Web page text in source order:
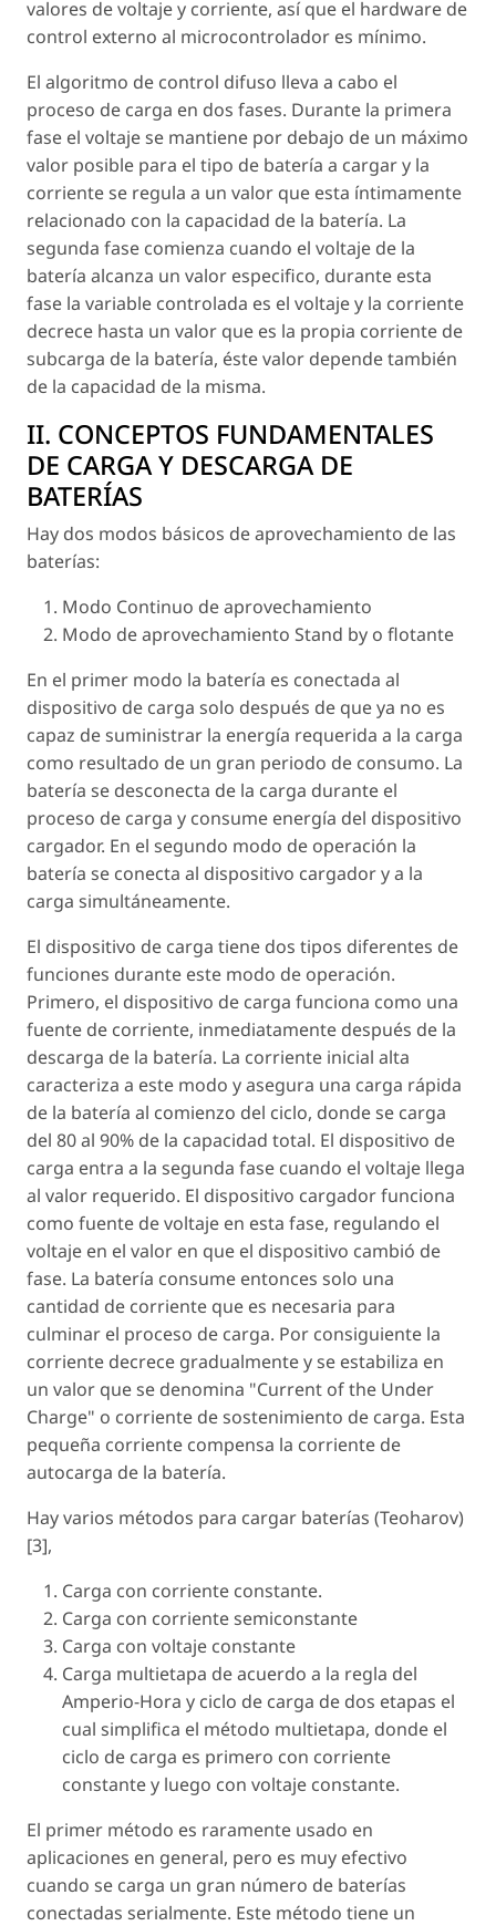
valores de voltaje y corriente, así que el hardware de
control externo al microcontrolador es mínimo.
El algoritmo de control difuso lleva a cabo el
proceso de carga en dos fases. Durante la primera
fase el voltaje se mantiene por debajo de un máximo
valor posible para el tipo de batería a cargar y la
corriente se regula a un valor que esta íntimamente
relacionado con la capacidad de la batería. La
segunda fase comienza cuando el voltaje de la
batería alcanza un valor especifico, durante esta
fase la variable controlada es el voltaje y la corriente
decrece hasta un valor que es la propia corriente de
subcarga de la batería, éste valor depende también
de la capacidad de la misma.
II. CONCEPTOS FUNDAMENTALES
DE CARGA Y DESCARGA DE
BATERÍAS
Hay dos modos básicos de aprovechamiento de las
baterías:
Modo Continuo de aprovechamiento
Modo de aprovechamiento Stand by o flotante
En el primer modo la batería es conectada al
dispositivo de carga solo después de que ya no es
capaz de suministrar la energía requerida a la carga
como resultado de un gran periodo de consumo. La
batería se desconecta de la carga durante el
proceso de carga y consume energía del dispositivo
cargador. En el segundo modo de operación la
batería se conecta al dispositivo cargador y a la
carga simultáneamente.
El dispositivo de carga tiene dos tipos diferentes de
funciones durante este modo de operación.
Primero, el dispositivo de carga funciona como una
fuente de corriente, inmediatamente después de la
descarga de la batería. La corriente inicial alta
caracteriza a este modo y asegura una carga rápida
de la batería al comienzo del ciclo, donde se carga
del 80 al 90% de la capacidad total. El dispositivo de
carga entra a la segunda fase cuando el voltaje llega
al valor requerido. El dispositivo cargador funciona
como fuente de voltaje en esta fase, regulando el
voltaje en el valor en que el dispositivo cambió de
fase. La batería consume entonces solo una
cantidad de corriente que es necesaria para
culminar el proceso de carga. Por consiguiente la
corriente decrece gradualmente y se estabiliza en
un valor que se denomina "Current of the Under
Charge" o corriente de sostenimiento de carga. Esta
pequeña corriente compensa la corriente de
autocarga de la batería.
Hay varios métodos para cargar baterías (Teoharov)
[3],
Carga con corriente constante.
Carga con corriente semiconstante
Carga con voltaje constante
Carga multietapa de acuerdo a la regla del
Amperio-Hora y ciclo de carga de dos etapas el
cual simplifica el método multietapa, donde el
ciclo de carga es primero con corriente
constante y luego con voltaje constante.
El primer método es raramente usado en
aplicaciones en general, pero es muy efectivo
cuando se carga un gran número de baterías
conectadas serialmente. Este método tiene un